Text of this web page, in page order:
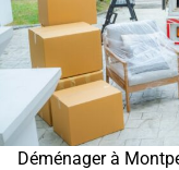
Déménager à